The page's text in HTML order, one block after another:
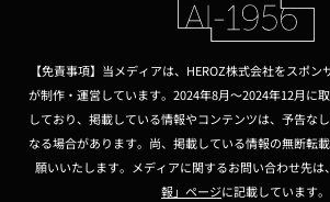
【免責事項】当メディアは、HEROZ株式会社をスポ
が制作・運営しています。2024年8月～2024年12月に
しており、掲載している情報やコンテンツは、予告な
なる場合があります。尚、掲載している情報の無断転
願いいたします。メディアに関するお問い合わせ先は
報」ページに記載しています。